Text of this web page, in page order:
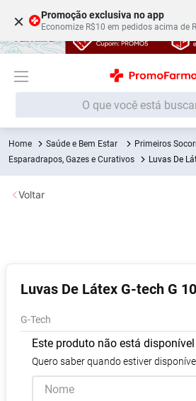
× Promoção exclusiva no app
Economize R$10 em pedidos acima de
O que você está buscando?
Saúde e Bem Estar
Primeiros
Esparadrapos, Gazes e Curativos
Luvas De
Luvas De Látex G-tech G
G-Tech
Este produto não está
Quero saber quando estiver disponível
Voltar
Termos mais buscados
1º Fralda
2
5º Fralda G
6º Shampoo
8º Absorvente
9º Vitamina D
10º Lavitan